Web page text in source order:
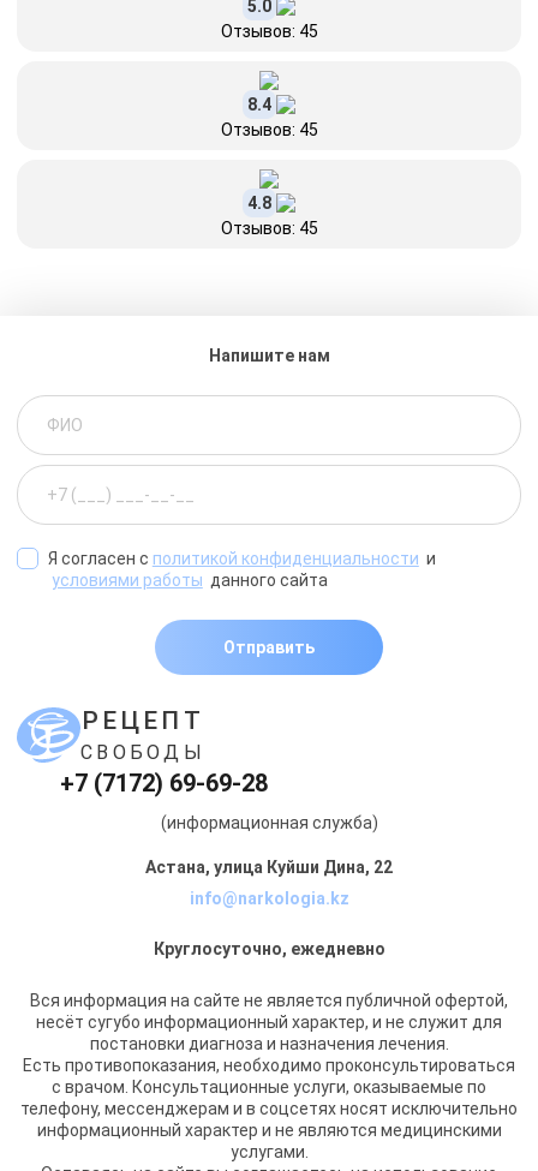
5.0
Отзывов: 45
8.4
Отзывов: 45
4.8
Отзывов: 45
РЕЦЕПТ
СВОБОДЫ
+7 (7172) 69-69-28
(информационная служба)
Астана, улица Куйши Дина, 22
info@narkologia.kz
Круглосуточно, ежедневно
Напишите нам
Я согласен с политикой конфиденциальности и
условиями работы данного сайта
Отправить
Вся информация на сайте не является публичной офертой,
несёт сугубо информационный характер, и не служит для
постановки диагноза и назначения лечения.
Есть противопоказания, необходимо проконсультироваться
с врачом. Консультационные услуги, оказываемые по
телефону, мессенджерам и в соцсетях носят исключительно
информационный характер и не являются медицинскими
услугами.